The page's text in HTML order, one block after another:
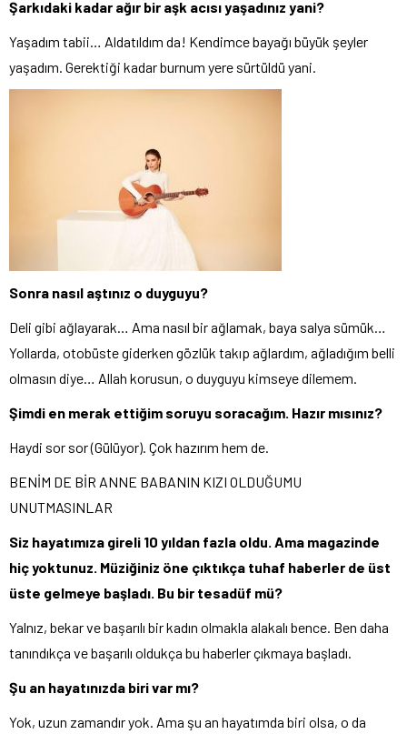
Şarkıdaki kadar ağır bir aşk acısı yaşadınız yani?
Yaşadım tabii… Aldatıldım da! Kendimce bayağı büyük şeyler
yaşadım. Gerektiği kadar burnum yere sürtüldü yani.
Sonra nasıl aştınız o duyguyu?
Deli gibi ağlayarak… Ama nasıl bir ağlamak, baya salya sümük…
Yollarda, otobüste giderken gözlük takıp ağlardım, ağladığım belli
olmasın diye… Allah korusun, o duyguyu kimseye dilemem.
Şimdi en merak ettiğim soruyu soracağım. Hazır mısınız?
Haydi sor sor (Gülüyor). Çok hazırım hem de.
BENİM DE BİR ANNE BABANIN KIZI OLDUĞUMU
UNUTMASINLAR
Siz hayatımıza gireli 10 yıldan fazla oldu. Ama magazinde
hiç yoktunuz. Müziğiniz öne çıktıkça tuhaf haberler de üst
üste gelmeye başladı. Bu bir tesadüf mü?
Yalnız, bekar ve başarılı bir kadın olmakla alakalı bence. Ben daha
tanındıkça ve başarılı oldukça bu haberler çıkmaya başladı.
Şu an hayatınızda biri var mı?
Yok, uzun zamandır yok. Ama şu an hayatımda biri olsa, o da